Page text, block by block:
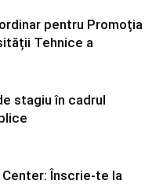
pentru Promoția
Tehnice a
stagiu în cadrul
Înscrie-te la